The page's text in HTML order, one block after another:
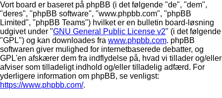
Vort board er baseret på phpBB (i det følgende "de", "dem",
"deres", "phpBB software", "www.phpbb.com", "phpBB
Limited", "phpBB Teams") hvilket er en bulletin board-løsning
udgivet under "GNU General Public License v2" (i det følgende
"GPL") og kan downloades fra www.phpbb.com. phpBB
softwaren giver mulighed for internetbaserede debatter, og
GPL'en afskærer dem fra indflydelse på, hvad vi tillader og/eller
afviser som tilladeligt indhold og/eller tilladelig adfærd. For
yderligere information om phpBB, se venligst:
https://www.phpbb.com/.